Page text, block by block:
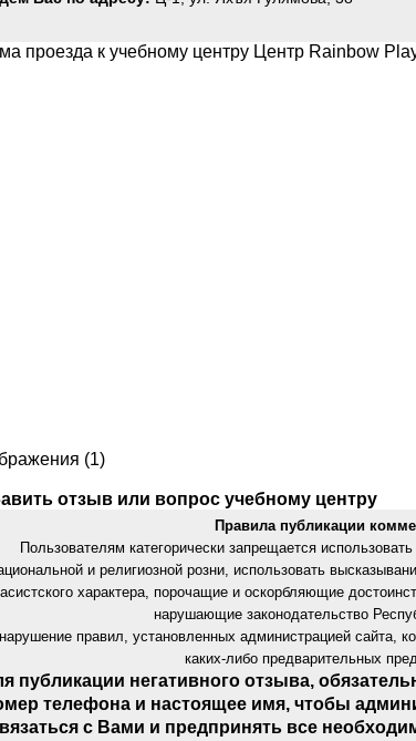
проезда к учебному центру Центр Rainbow
(1)
отзыв или вопрос учебному центру
Правила публикации
Пользователям категорически запрещается
и религиозной розни, использовать
характера, порочащие и оскорбляющие
нарушающие законодательство
правил, установленных администрацией сайта,
каких-либо предварительных
публикации негативного отзыва,
телефона и настоящее имя, чтобы
с Вами и предпринять все